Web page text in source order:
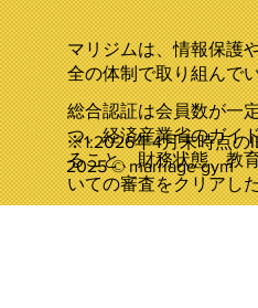
マリジムは、情報保護
全の体制で取り組んで
総合認証は会員数が一
つ、経済産業省のガイ
ること、財務状態、教
いての審査をクリアし
※1:2026年4月末時点の
2025 © marriage gym